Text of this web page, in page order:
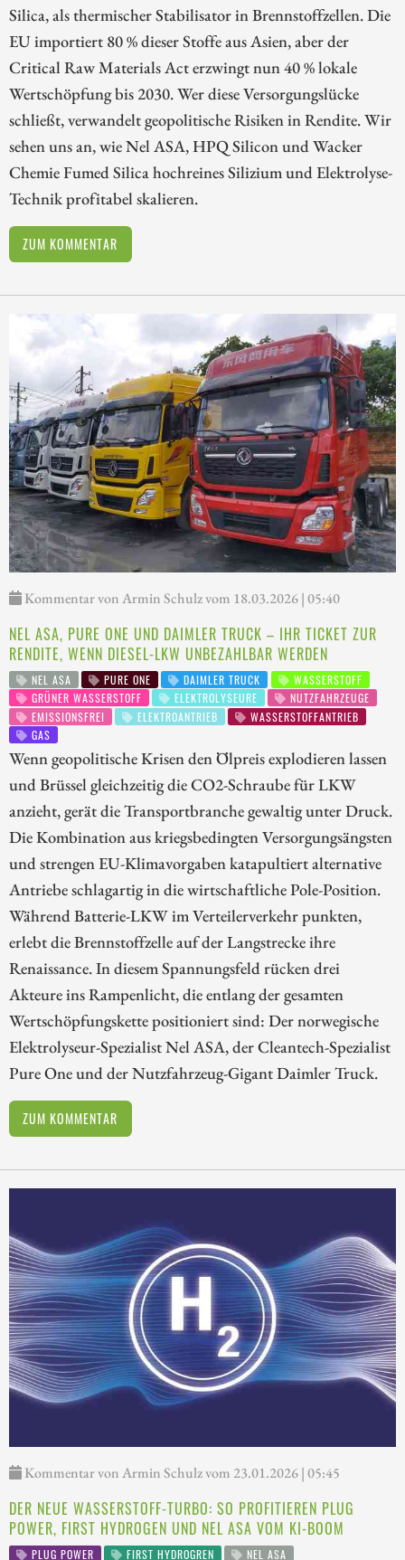
Silica, als thermischer Stabilisator in Brennstoffzellen. Die
EU importiert 80 % dieser Stoffe aus Asien, aber der
Critical Raw Materials Act erzwingt nun 40 % lokale
Wertschöpfung bis 2030. Wer diese Versorgungslücke
schließt, verwandelt geopolitische Risiken in Rendite. Wir
sehen uns an, wie Nel ASA, HPQ Silicon und Wacker
Chemie Fumed Silica hochreines Silizium und Elektrolyse-
Technik profitabel skalieren.
ZUM KOMMENTAR
Kommentar von Armin Schulz vom 18.03.2026 | 05:40
NEL ASA, PURE ONE UND DAIMLER TRUCK – IHR TICKET ZUR
RENDITE, WENN DIESEL-LKW UNBEZAHLBAR WERDEN
NEL ASA PURE ONE DAIMLER TRUCK
WASSERSTOFF
GRÜNER WASSERSTOFF
ELEKTROLYSEURE
NUTZFAHRZEUGE
EMISSIONSFREI
ELEKTROANTRIEB
WASSERSTOFFANTRIEB
GAS
Wenn geopolitische Krisen den Ölpreis explodieren lassen
und Brüssel gleichzeitig die CO2-Schraube für LKW
anzieht, gerät die Transportbranche gewaltig unter Druck.
Die Kombination aus kriegsbedingten Versorgungsängsten
und strengen EU-Klimavorgaben katapultiert alternative
Antriebe schlagartig in die wirtschaftliche Pole-Position.
Während Batterie-LKW im Verteilerverkehr punkten,
erlebt die Brennstoffzelle auf der Langstrecke ihre
Renaissance. In diesem Spannungsfeld rücken drei
Akteure ins Rampenlicht, die entlang der gesamten
Wertschöpfungskette positioniert sind: Der norwegische
Elektrolyseur-Spezialist Nel ASA, der Cleantech-Spezialist
Pure One und der Nutzfahrzeug-Gigant Daimler Truck.
ZUM KOMMENTAR
Kommentar von Armin Schulz vom 23.01.2026 | 05:45
DER NEUE WASSERSTOFF-TURBO: SO PROFITIEREN PLUG
POWER, FIRST HYDROGEN UND NEL ASA VOM KI-BOOM
PLUG POWER FIRST HYDROGREN NEL ASA